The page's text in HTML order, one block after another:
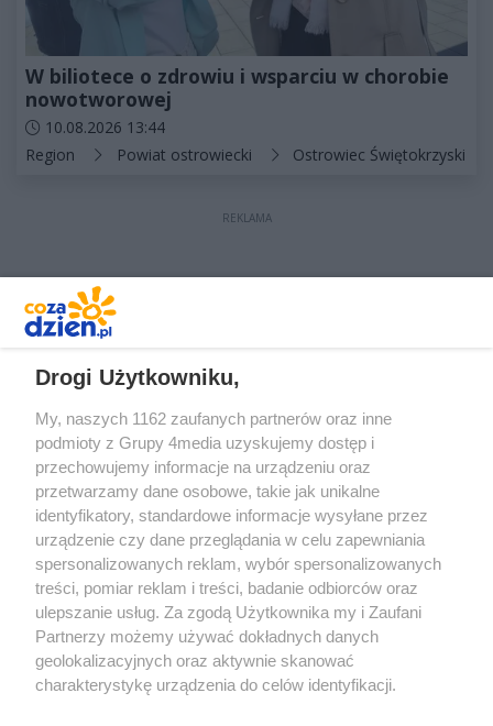
W biliotece o zdrowiu i wsparciu w chorobie
nowotworowej
Data dodania artykułu:
10.08.2026 13:44
Kategorie artykułu:
Region Powiat ostrowiecki Ostrowiec Świętokrzyski
REKLAMA
Prywatność Reklama Redakcja Praca Kielce
Drogi Użytkowniku,
My, naszych 1162 zaufanych partnerów oraz inne
podmioty z Grupy 4media uzyskujemy dostęp i
przechowujemy informacje na urządzeniu oraz
przetwarzamy dane osobowe, takie jak unikalne
identyfikatory, standardowe informacje wysyłane przez
urządzenie czy dane przeglądania w celu zapewniania
spersonalizowanych reklam, wybór spersonalizowanych
treści, pomiar reklam i treści, badanie odbiorców oraz
ulepszanie usług. Za zgodą Użytkownika my i Zaufani
Partnerzy możemy używać dokładnych danych
geolokalizacyjnych oraz aktywnie skanować
charakterystykę urządzenia do celów identyfikacji.